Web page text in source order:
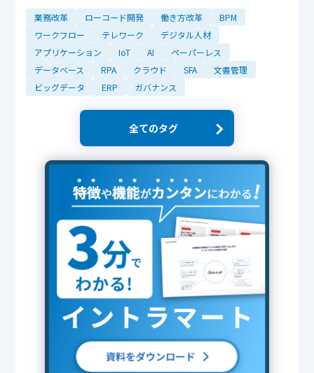
業務改革 ローコード開発 働き方改革
BPM
ワークフロー
テレワーク
デジタル人材
アプリケーション
IoT AI
ペーパーレス
データベース
RPA クラウド SFA
文書管理
ビッグデータ
ERP ガバナンス
全てのタグ